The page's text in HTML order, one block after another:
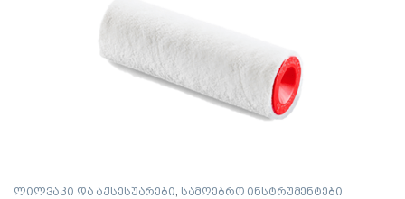
ლილვაკი და აქსესუარები სამღებრო ინსტრუმენტები